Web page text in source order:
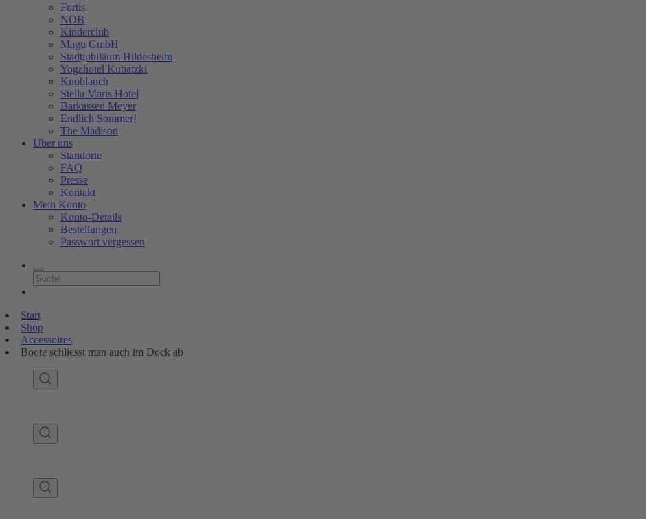
Fortis
NOB
Kinderclub
Magu GmbH
Stadtjubiläum Hildesheim
Yogahotel Kubatzki
Knoblauch
Stella Maris Hotel
Barkassen Meyer
Endlich Sommer!
The Madison
Über uns
Standorte
FAQ
Presse
Kontakt
Mein Konto
Konto-Details
Bestellungen
Passwort vergessen
Start
Shop
Accessoires
Boote schliesst man auch im Dock ab